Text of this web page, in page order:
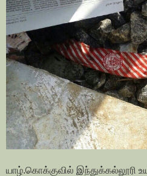
யாழ்.கொக்குவில் இந்துக்கல்லூரி